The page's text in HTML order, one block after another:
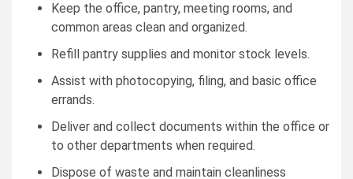
Keep the office, pantry, meeting rooms, and
common areas clean and organized.
Refill pantry supplies and monitor stock levels.
Assist with photocopying, filing, and basic office
errands.
Deliver and collect documents within the office or
to other departments when required.
Dispose of waste and maintain cleanliness